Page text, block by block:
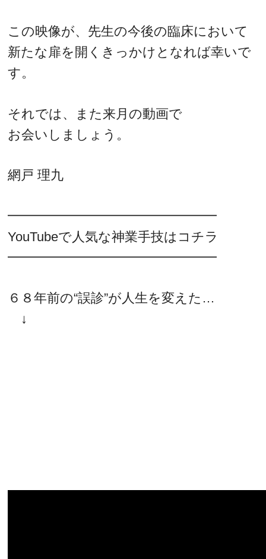
この映像が、先生の今後の臨床において
新たな扉を開くきっかけとなれば幸いで
す。
それでは、また来月の動画で
お会いしましょう。
網戸 理九
━━━━━━━━━━━━━━━━
YouTubeで人気な神業手技はコチラ
━━━━━━━━━━━━━━━━
６８年前の“誤診”が人生を変えた…
↓